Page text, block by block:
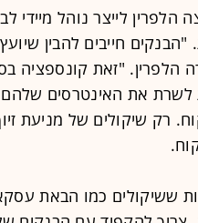
הלפרין לייצר נוהל מיידי
חייבים להבין
"זאת קונספציה
את האינטרסים
רק שיקולים של מניעת
ששיקולים כמו הבאת